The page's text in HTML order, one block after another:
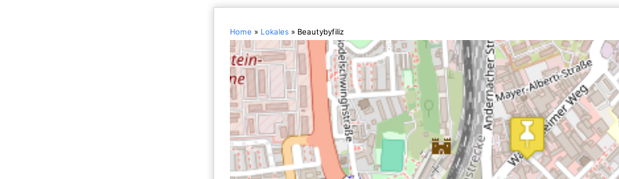
Home » Lokales » Beautybyfiliz